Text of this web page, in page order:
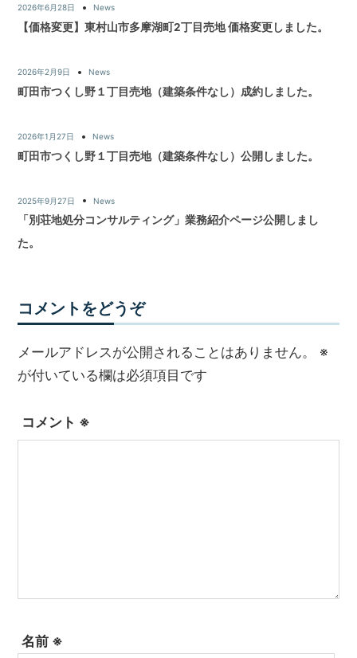
2026年6月28日 News
【価格変更】東村山市多摩湖町2丁目売地 価格変更しました。
2026年2月9日 News
町田市つくし野１丁目売地（建築条件なし）成約しました。
2026年1月27日 News
町田市つくし野１丁目売地（建築条件なし）公開しました。
2025年9月27日 News
「別荘地処分コンサルティング」業務紹介ページ公開しまし
た。
コメントをどうぞ
メールアドレスが公開されることはありません。
※
が付いている欄は必須項目です
コメント ※
名前 ※